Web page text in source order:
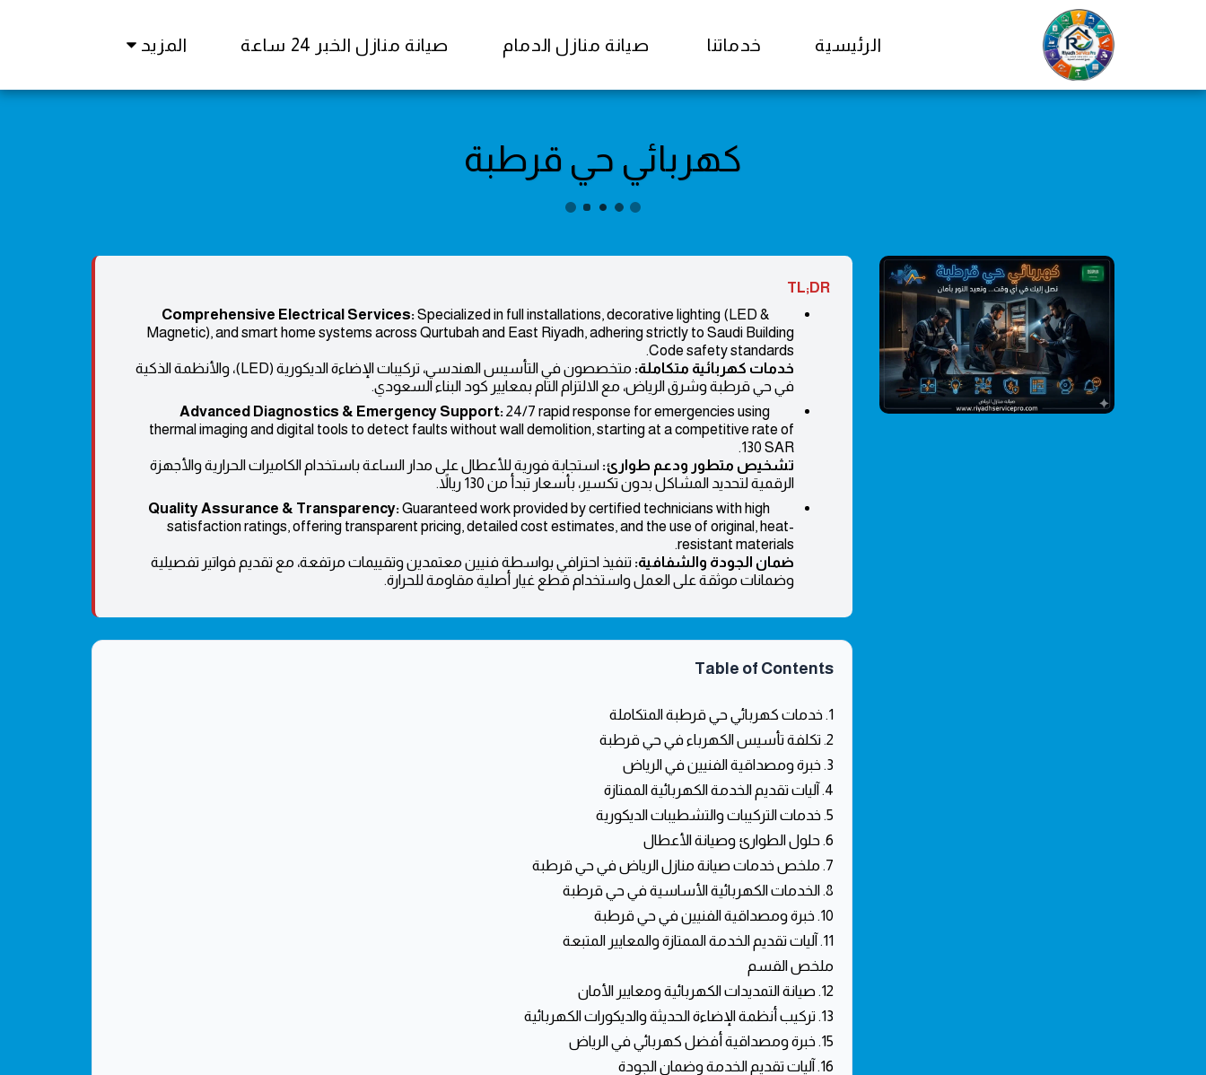
الرئيسية خدماتنا صيانة منازل الدمام صيانة منازل الخبر 24 ساعة المزيد
كهربائي حي قرطبة
TL;DR
Comprehensive Electrical Services:Specialized in full installations, decorative lighting (LED &
Magnetic), and smart home systems across Qurtubah and East Riyadh, adhering strictly to Saudi Building
Code safety standards.
خدمات كهربائية متكاملة:
متخصصون في التأسيس الهندسي، تركيبات الإضاءة الديكورية (LED)، والأنظمة الذكية
في حي قرطبة وشرق الرياض، مع الالتزام التام بمعايير كود البناء السعودي.
Advanced Diagnostics & Emergency Support:24/7 rapid response for emergencies using
thermal imaging and digital tools to detect faults without wall demolition, starting at a competitive rate of
130 SAR.
تشخيص متطور ودعم طوارئ: استجابة فورية للأعطال على مدار الساعة باستخدام الكاميرات الحرارية والأجهزة
الرقمية لتحديد المشاكل بدون تكسير، بأسعار تبدأ من 130 ريالاً.
Quality Assurance & Transparency:Guaranteed work provided by certified technicians with high
satisfaction ratings, offering transparent pricing, detailed cost estimates, and the use of original, heat-
resistant materials.
ضمان الجودة والشفافية: تنفيذ احترافي بواسطة فنيين معتمدين وتقييمات مرتفعة، مع تقديم فواتير تفصيلية
وضمانات موثقة على العمل واستخدام قطع غيار أصلية مقاومة للحرارة.
Table of Contents
1. خدمات كهربائي حي قرطبة المتكاملة
2. تكلفة تأسيس الكهرباء في حي قرطبة
3. خبرة ومصداقية الفنيين في الرياض
4. آليات تقديم الخدمة الكهربائية الممتازة
5. خدمات التركيبات والتشطيبات الديكورية
6. حلول الطوارئ وصيانة الأعطال
7. ملخص خدمات صيانة منازل الرياض في حي قرطبة
8. الخدمات الكهربائية الأساسية في حي قرطبة
10. خبرة ومصداقية الفنيين في حي قرطبة
11. آليات تقديم الخدمة الممتازة والمعايير المتبعة
ملخص القسم
12. صيانة التمديدات الكهربائية ومعايير الأمان
13. تركيب أنظمة الإضاءة الحديثة والديكورات الكهربائية
15. خبرة ومصداقية أفضل كهربائي في الرياض
16. آليات تقديم الخدمة وضمان الجودة